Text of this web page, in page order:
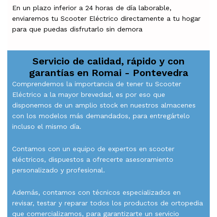
En un plazo inferior a 24 horas de día laborable,
enviaremos tu Scooter Eléctrico directamente a tu hogar
para que puedas disfrutarlo sin demora
Servicio de calidad, rápido y con
garantías en Romai - Pontevedra
Comprendemos la importancia de tener tu Scooter
Eléctrico a la mayor brevedad, es por eso que
disponemos de un amplio stock en nuestros almacenes
con los modelos más demandados, para entregártelo
incluso el mismo día.
Contamos con un equipo de expertos en scooter
eléctricos, dispuestos a ofrecerte asesoramiento
personalizado y profesional.
Además, contamos con técnicos especializados en
revisar, testar y reparar todos los productos de ortopedia
que comercializamos, para garantizarte un servicio